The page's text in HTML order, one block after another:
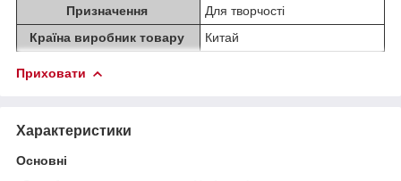
Призначення
Для творчості
Країна виробник товару
Китай
Приховати
Характеристики
Основні